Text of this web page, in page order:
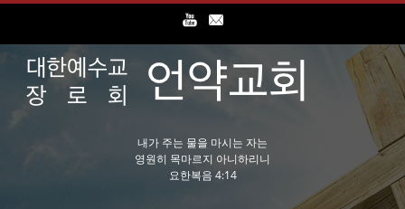
내가 주는 물을 마시는 자는
영원히 목마르지 아니하리니
요한복음 4:14